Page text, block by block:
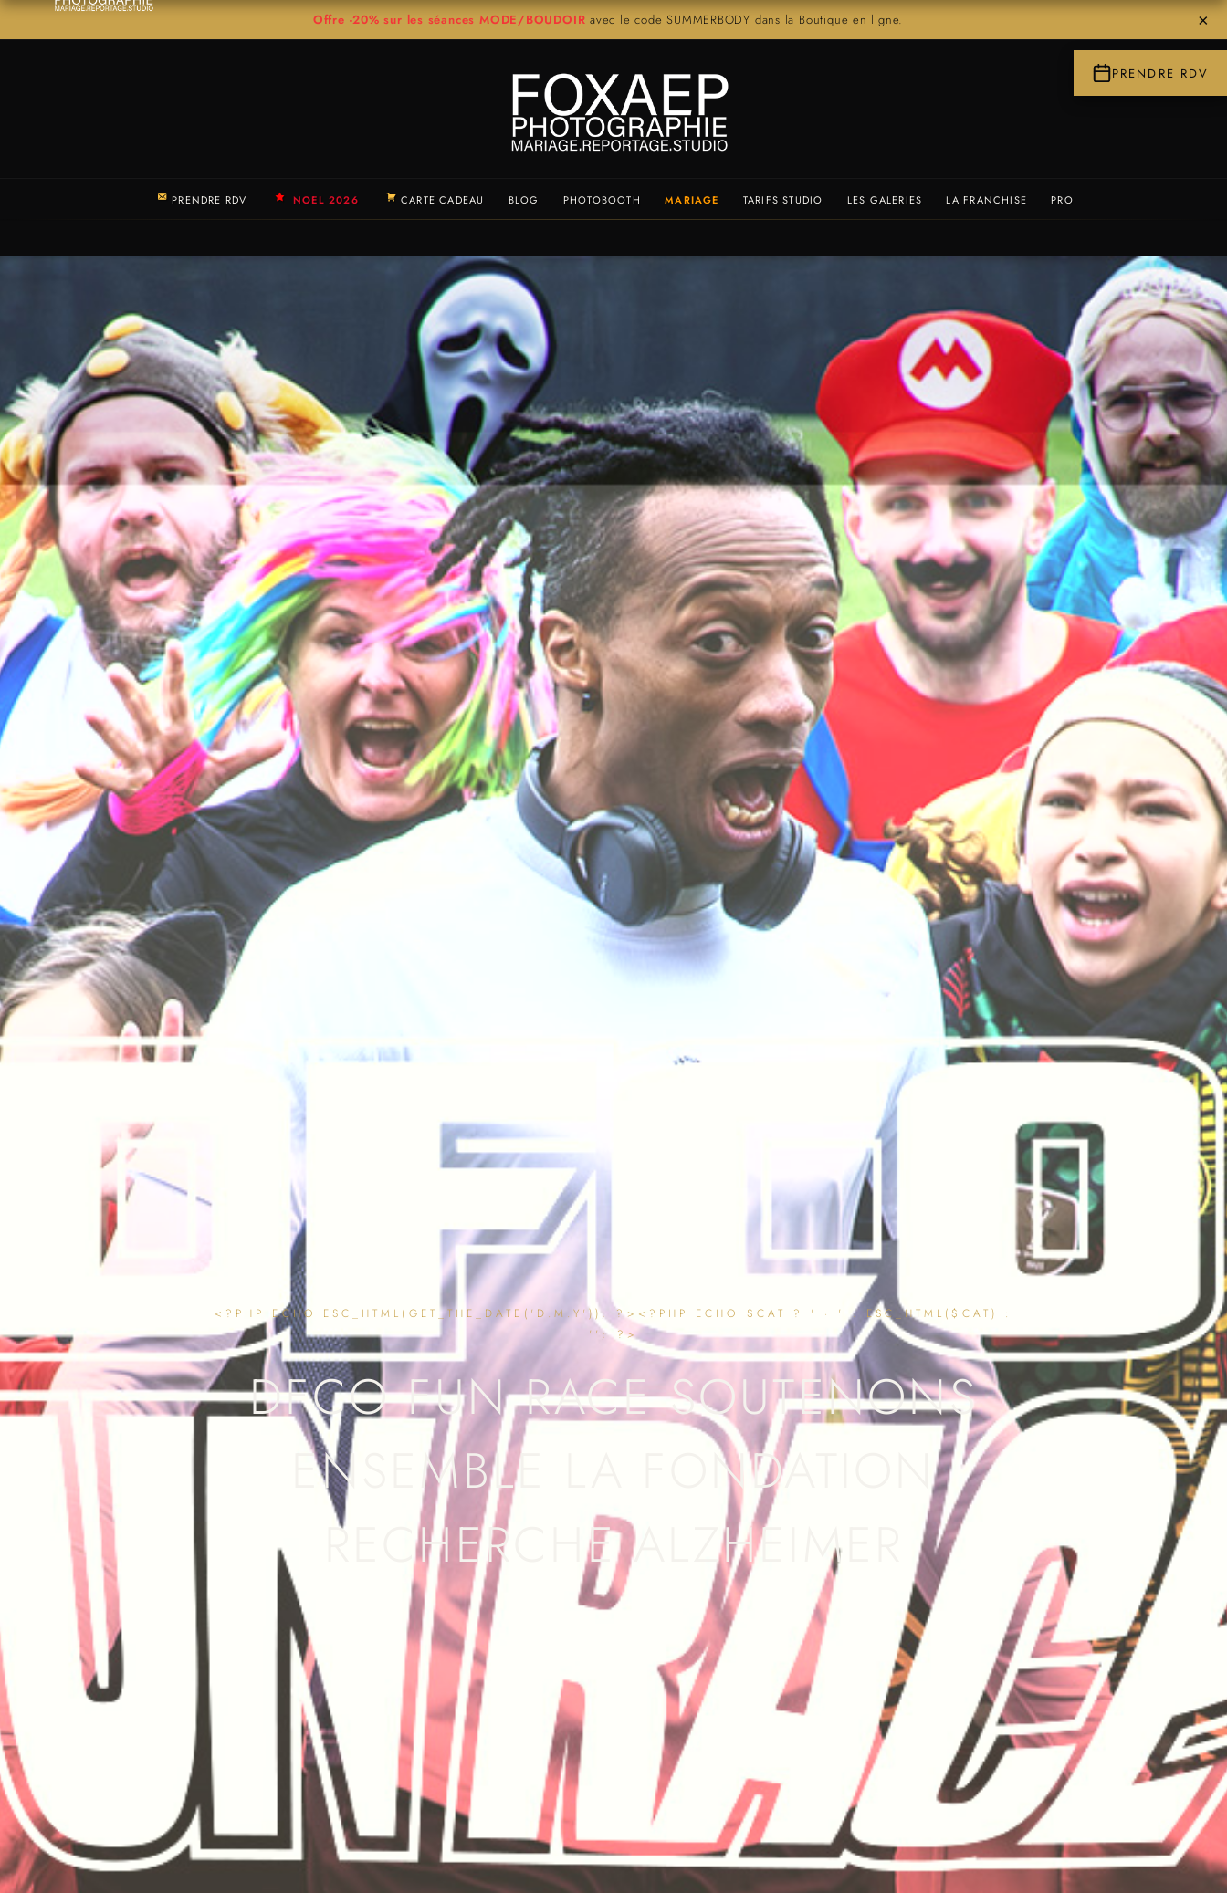
Offre -20% sur les séances MODE/BOUDOIR avec le code SUMMERBODY dans la Boutique en ligne. ×
PRENDRE RDV NOEL 2026 CARTE CADEAU BLOG PHOTOBOOTH MARIAGE TARIFS STUDIO LES GALERIES LA FRANCHISE PRO
<?PHP ECHO ESC_HTML(GET_THE_DATE('D.M.Y')); ?><?PHP ECHO $CAT ? ' · ' . ESC_HTML($CAT) :
''; ?>
DFCO FUN RACE SOUTENONS
ENSEMBLE LA FONDATION
RECHERCHE ALZHEIMER
PRENDRE RDV